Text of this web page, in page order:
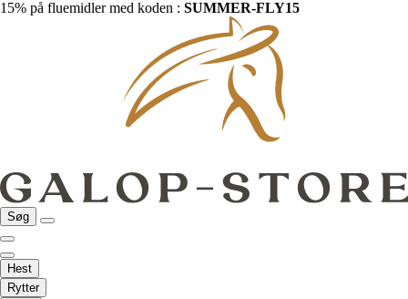
15% på fluemidler med koden : SUMMER-FLY15
Søg
Hest
Rytter